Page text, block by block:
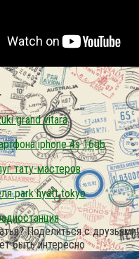
grand vitara
iphone 4s 16gb
тату-мастеров
park hyatt tokyo
Поделиться с друзьями:
быть интересно